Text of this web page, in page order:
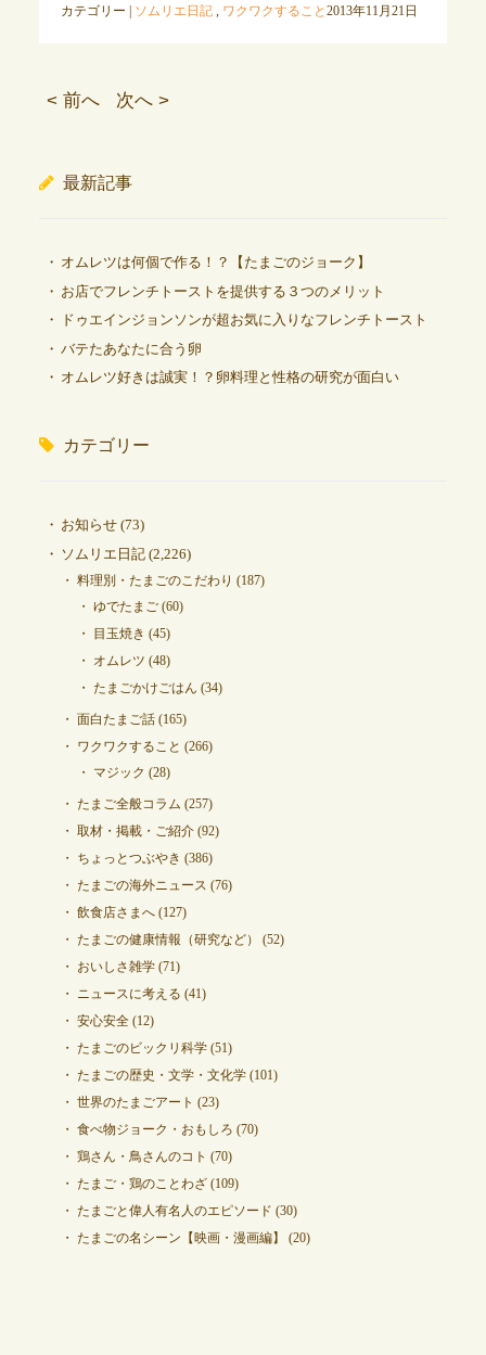
カテゴリー | ソムリエ日記, ワクワクすること 2013年11月21日
< 前へ 次へ >
最新記事
オムレツは何個で作る！？【たまごのジョーク】
お店でフレンチトーストを提供する３つのメリット
ドゥエインジョンソンが超お気に入りなフレンチトースト
バテたあなたに合う卵
オムレツ好きは誠実！？卵料理と性格の研究が面白い
カテゴリー
お知らせ(73)
ソムリエ日記(2,226)
料理別・たまごのこだわり (187)
ゆでたまご(60)
目玉焼き (45)
オムレツ (48)
たまごかけごはん (34)
面白たまご話(165)
ワクワクすること (266)
マジック (28)
たまご全般コラム (257)
取材・掲載・ご紹介(92)
ちょっとつぶやき (386)
たまごの海外ニュース (76)
飲食店さまへ(127)
たまごの健康情報（研究など）
(52)
おいしさ雑学(71)
ニュースに考える (41)
安心安全(12)
たまごのビックリ科学(51)
たまごの歴史・文学・文化学(101)
世界のたまごアート (23)
食べ物ジョーク・おもしろ (70)
鶏さん・鳥さんのコト (70)
たまご・鶏のことわざ(109)
たまごと偉人有名人のエピソード (30)
たまごの名シーン【映画・漫画編】
(20)